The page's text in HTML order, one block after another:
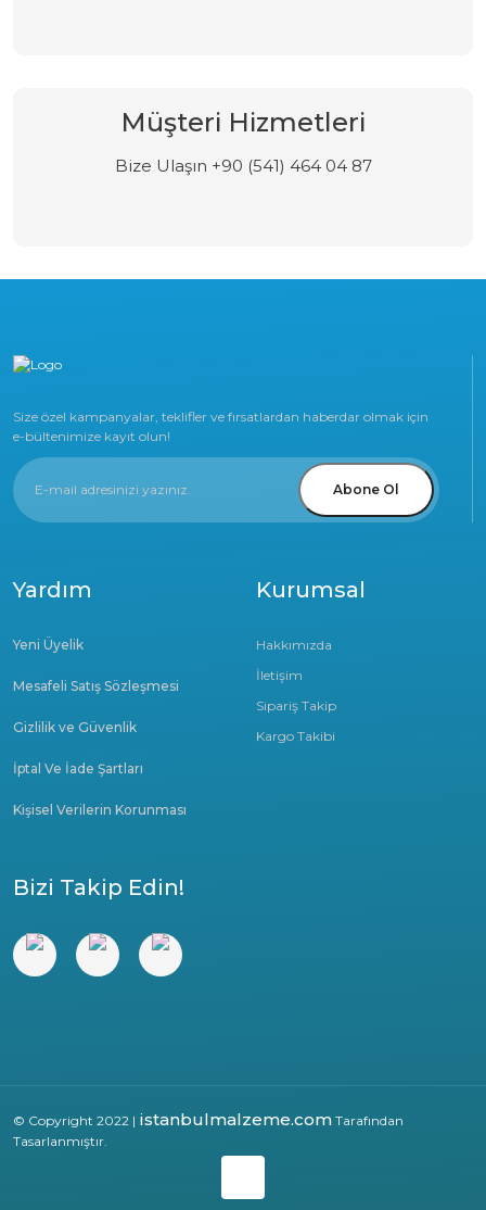
Müşteri Hizmetleri
Bize Ulaşın +90 (541) 464 04 87
Size özel kampanyalar, teklifler ve fırsatlardan haberdar olmak için
e-bültenimize kayıt olun!
Abone Ol
Kurumsal
Hakkımızda
İletişim
Sipariş Takip
Kargo Takibi
Yardım
Yeni Üyelik
Mesafeli Satış Sözleşmesi
Gizlilik ve Güvenlik
İptal Ve İade Şartları
Kişisel Verilerin Korunması
Bizi Takip Edin!
© Copyright 2022 | istanbulmalzeme.com Tarafından
Tasarlanmıştır.